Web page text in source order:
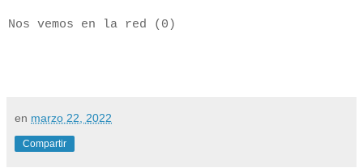
Nos vemos en la red (0)
en marzo 22, 2022
Compartir